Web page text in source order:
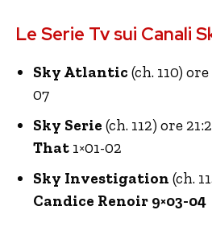
Le Serie Tv sui Canali
Sky Atlantic (ch. 110)
07
Sky Serie (ch. 112) ore
That 1×01-02
Sky Investigation (ch.
Candice Renoir 9×03-04